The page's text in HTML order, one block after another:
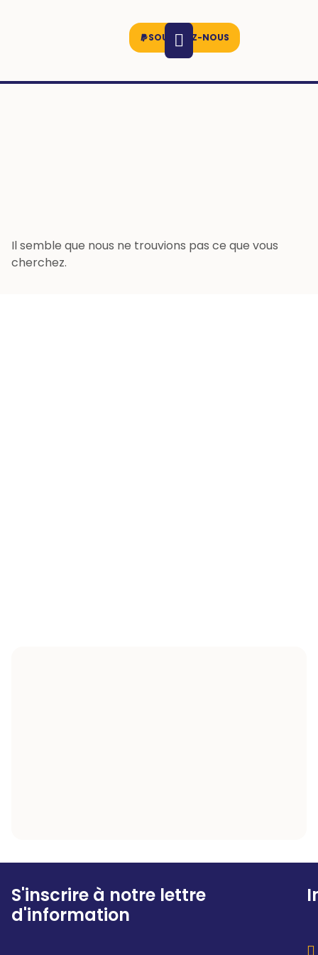
SOUTENEZ-NOUS
Il semble que nous ne trouvions pas ce que vous
cherchez.
S'inscrire à notre lettre
d'information